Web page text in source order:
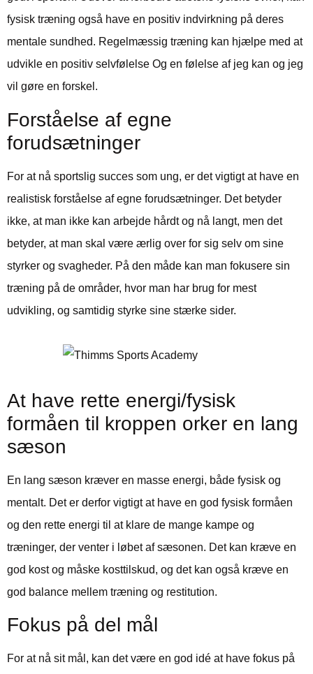
fysisk træning også have en positiv indvirkning på deres
mentale sundhed. Regelmæssig træning kan hjælpe med at
udvikle en positiv selvfølelse Og en følelse af jeg kan og jeg
vil gøre en forskel.
Forståelse af egne
forudsætninger
For at nå sportslig succes som ung, er det vigtigt at have en
realistisk forståelse af egne forudsætninger. Det betyder
ikke, at man ikke kan arbejde hårdt og nå langt, men det
betyder, at man skal være ærlig over for sig selv om sine
styrker og svagheder. På den måde kan man fokusere sin
træning på de områder, hvor man har brug for mest
udvikling, og samtidig styrke sine stærke sider.
At have rette energi/fysisk
formåen til kroppen orker en lang
sæson
En lang sæson kræver en masse energi, både fysisk og
mentalt. Det er derfor vigtigt at have en god fysisk formåen
og den rette energi til at klare de mange kampe og
træninger, der venter i løbet af sæsonen. Det kan kræve en
god kost og måske kosttilskud, og det kan også kræve en
god balance mellem træning og restitution.
Fokus på del mål
For at nå sit mål, kan det være en god idé at have fokus på